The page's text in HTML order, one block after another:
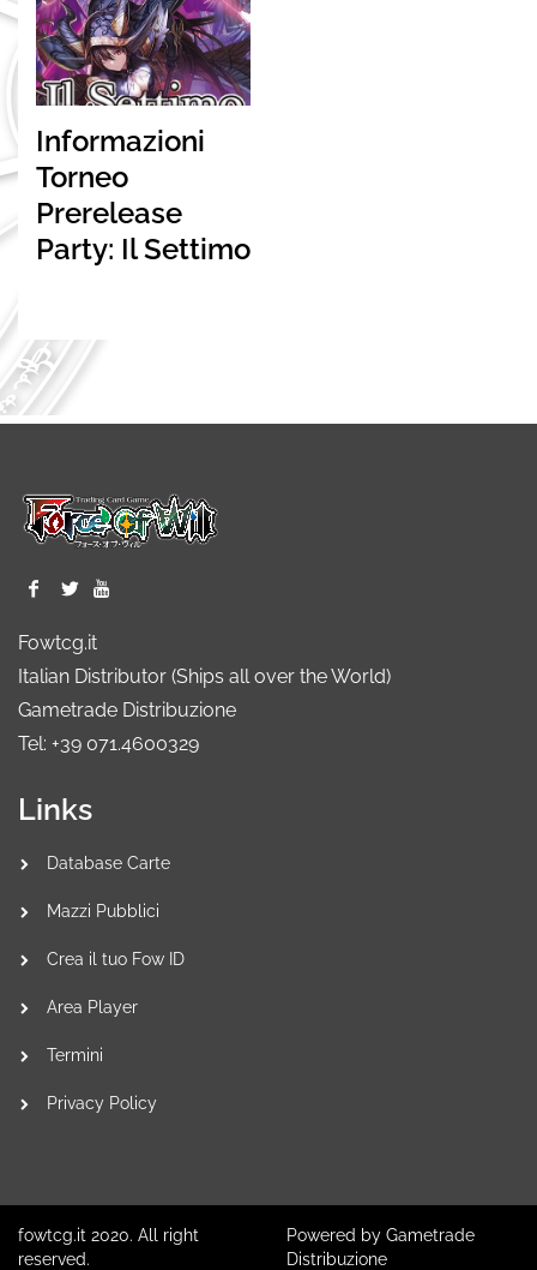
Informazioni
Torneo
Prerelease
Party: Il Settimo
Fowtcg.it
Italian Distributor (Ships all over the World)
Gametrade Distribuzione
Tel: +39 071.4600329
Links
Database Carte
Mazzi Pubblici
Crea il tuo Fow ID
Area Player
Termini
Privacy Policy
fowtcg.it 2020. All right
reserved.
Powered by Gametrade
Distribuzione